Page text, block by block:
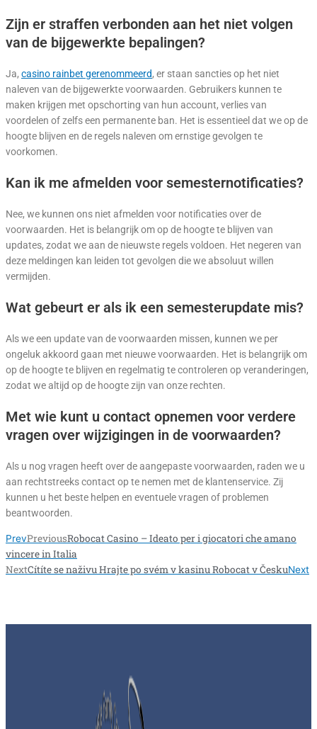
Zijn er straffen verbonden aan het niet volgen
van de bijgewerkte bepalingen?
Ja, casino rainbet gerenommeerd, er staan sancties op het niet
naleven van de bijgewerkte voorwaarden. Gebruikers kunnen te
maken krijgen met opschorting van hun account, verlies van
voordelen of zelfs een permanente ban. Het is essentieel dat we op de
hoogte blijven en de regels naleven om ernstige gevolgen te
voorkomen.
Kan ik me afmelden voor semesternotificaties?
Nee, we kunnen ons niet afmelden voor notificaties over de
voorwaarden. Het is belangrijk om op de hoogte te blijven van
updates, zodat we aan de nieuwste regels voldoen. Het negeren van
deze meldingen kan leiden tot gevolgen die we absoluut willen
vermijden.
Wat gebeurt er als ik een semesterupdate mis?
Als we een update van de voorwaarden missen, kunnen we per
ongeluk akkoord gaan met nieuwe voorwaarden. Het is belangrijk om
op de hoogte te blijven en regelmatig te controleren op veranderingen,
zodat we altijd op de hoogte zijn van onze rechten.
Met wie kunt u contact opnemen voor verdere
vragen over wijzigingen in de voorwaarden?
Als u nog vragen heeft over de aangepaste voorwaarden, raden we u
aan rechtstreeks contact op te nemen met de klantenservice. Zij
kunnen u het beste helpen en eventuele vragen of problemen
beantwoorden.
PrevPreviousRobocat Casino – Ideato per i giocatori che amano
vincere in Italia
NextCítíte se naživu Hrajte po svém v kasinu Robocat v ČeskuNext